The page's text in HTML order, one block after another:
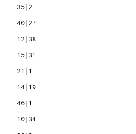
35|2
40|27
12|38
15|31
21|1
14|19
46|1
10|34